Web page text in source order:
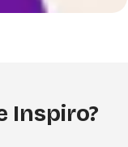
Inspiro?